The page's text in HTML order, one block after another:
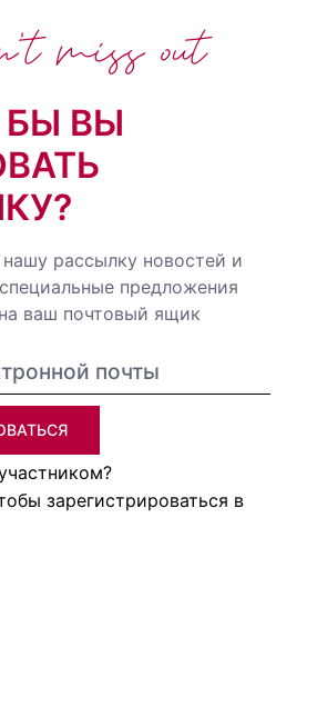
БЫ ВЫ
рассылку новостей и
предложения
ваш почтовый ящик
зарегистрироваться в
miss out